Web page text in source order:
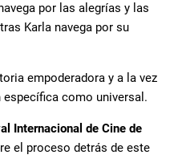
por las alegrías y las
Karla navega por su
empoderadora y a la vez
como universal.
Internacional de Cine de
el proceso detrás de este